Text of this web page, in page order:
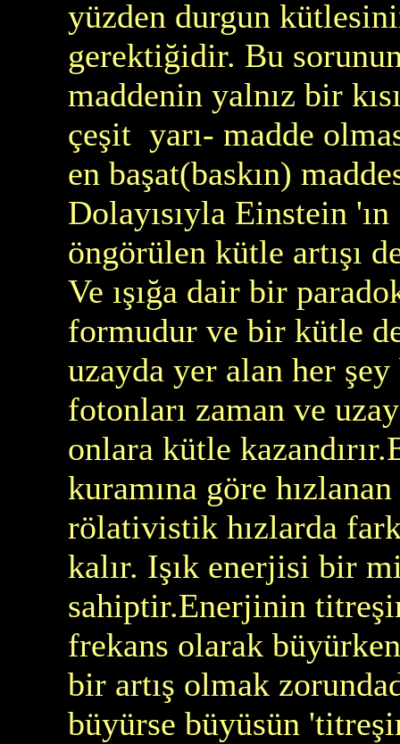
yüzden durgun
gerektiğidir. Bu
maddenin yalnız bir
çeşit yarı- madde
en başat(baskın)
Dolayısıyla Einstein
öngörülen kütle artışı
Ve ışığa dair bir
formudur ve bir kütle
uzayda yer alan her
fotonları zaman ve
onlara kütle
kuramına göre
rölativistik hızlarda
kalır. Işık enerjisi bir
sahiptir.Enerjinin
frekans olarak
bir artış olmak
büyürse büyüsün